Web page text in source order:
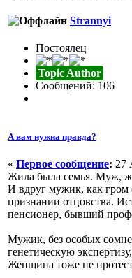
Strannyi
Постоялец
Topic Author
Сообщений: 106
А вам нужна правда?
« Первое сообщение: 27
Жила была семья. Муж,
И вдруг мужик, как гром
признании отцовства.
пенсионер, бывший
Мужик, без особых
генетическую
Женщина тоже не